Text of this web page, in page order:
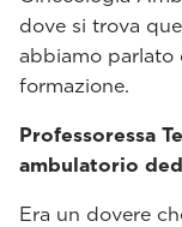
dove si trova
abbiamo parlato
formazione.
Professoressa
ambulatorio
Era un dovere